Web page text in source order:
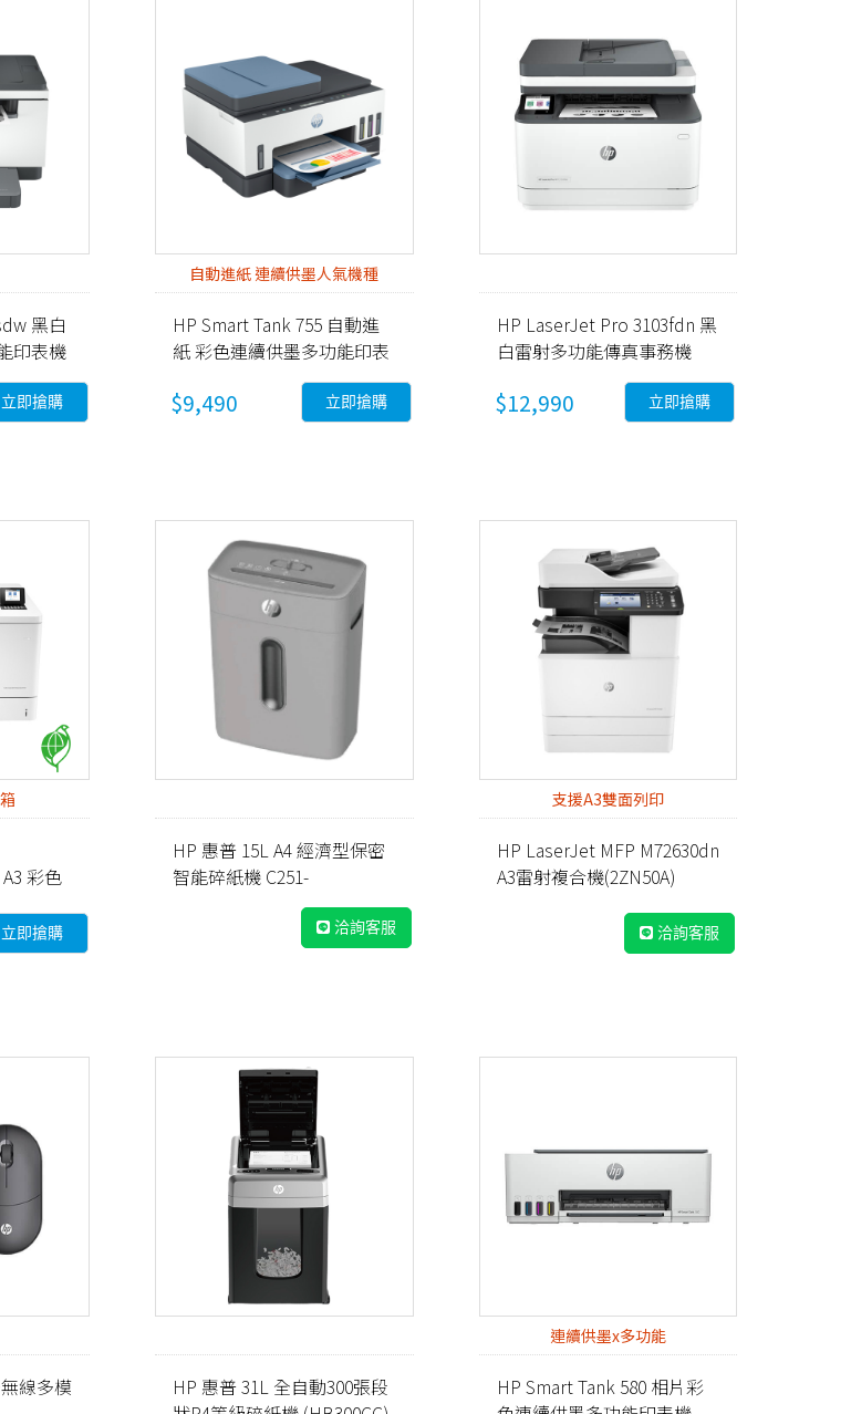
黑白
印表機
立即搶購
自動進紙 連續供墨人氣機種
HP Smart Tank 755 自動進
紙 彩色連續供墨多功能印表
$9,490 立即搶購
HP LaserJet Pro 3103fdn 黑
白雷射多功能傳真事務機
$12,990 立即搶購
彩色
立即搶購
HP 惠普 15L A4 經濟型保密
智能碎紙機 C251-
洽詢客服
支援A3雙面列印
HP LaserJet MFP M72630dn
A3雷射複合機(2ZN50A)
洽詢客服
線多模
HP 惠普 31L 全自動300張段
連續供墨x多功能
HP Smart Tank 580 相片彩